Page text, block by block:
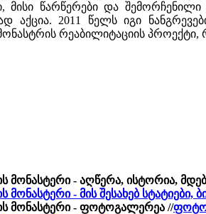
მისი წარწერები და
აქცია. 2011 წელს იგი
მონასტრის რეაბილიტაციის
მონასტერი - აღწერა, ისტორია,
მონასტერი - მის შესახებ
მონასტერი - ფოტოგალერეა //